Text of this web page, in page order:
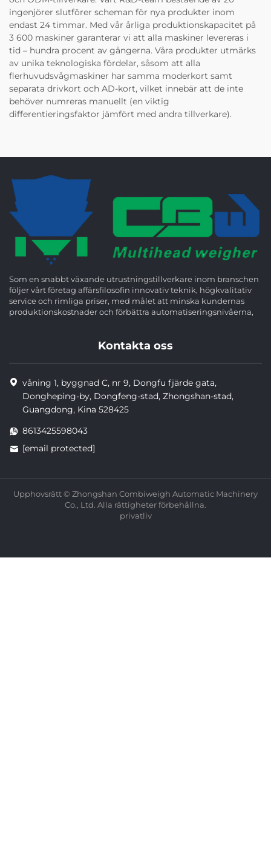
ingenjörer slutförer scheman för nya produkter inom
endast 24 timmar. Med vår årliga produktionskapacitet på
3 600 maskiner garanterar vi att alla maskiner levereras i
tid – hundra procent av gångerna. Våra produkter utmärks
av unika teknologiska fördelar, såsom att alla
flerhuvudsvågmaskiner har samma moderkort samt
separata drivkort och AD-kort, vilket innebär att de inte
behöver numreras manuellt (en viktig
differentieringsfaktor jämfört med andra tillverkare).
Som en snabbt växande utrustningstillverkare inom branschen
följer vårt företag affärsfilosofin innovativ teknik, högkvalitativ
service och rimliga priser, med målet att minska kundernas
produktionskostnader och förbättra automatiseringsnivåerna,
Kontakta oss
våning 1, byggnad C, nr 9, Dongfu fjärde gata,
Dongheping-by, Dongfeng-stad, Zhongshan-stad,
Guangdong, Kina 528425
8613425598043
[email protected]
Upphovsrätt © Zhongshan Combiweigh Automatic Machinery
Co., Ltd. Alla rättigheter förbehållna.
privatliv